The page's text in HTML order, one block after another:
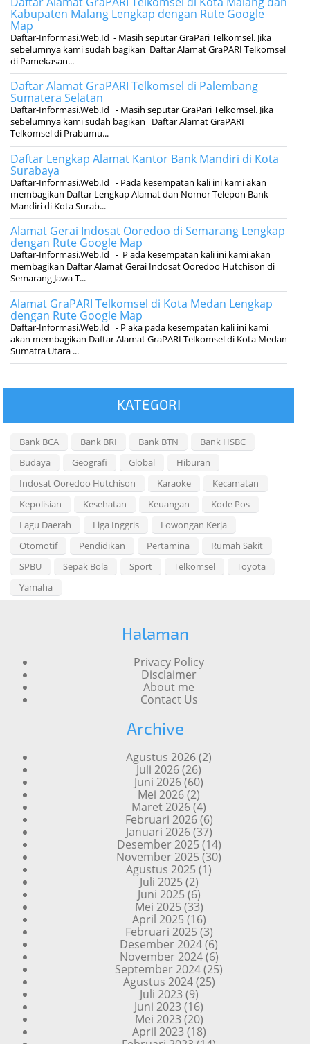
Kabupaten Malang Lengkap dengan Rute Google
Map
Daftar-Informasi.Web.Id - Masih seputar GraPari Telkomsel. Jika
sebelumnya kami sudah bagikan Daftar Alamat GraPARI Telkomsel
di Pamekasan...
Daftar Alamat GraPARI Telkomsel di Palembang
Sumatera Selatan
Daftar-Informasi.Web.Id - Masih seputar GraPari Telkomsel. Jika
sebelumnya kami sudah bagikan Daftar Alamat GraPARI
Telkomsel di Prabumu...
Daftar Lengkap Alamat Kantor Bank Mandiri di Kota
Surabaya
Daftar-Informasi.Web.Id - Pada kesempatan kali ini kami akan
membagikan Daftar Lengkap Alamat dan Nomor Telepon Bank
Mandiri di Kota Surab...
Alamat Gerai Indosat Ooredoo di Semarang Lengkap
dengan Rute Google Map
Daftar-Informasi.Web.Id - P ada kesempatan kali ini kami akan
membagikan Daftar Alamat Gerai Indosat Ooredoo Hutchison di
Semarang Jawa T...
Alamat GraPARI Telkomsel di Kota Medan Lengkap
dengan Rute Google Map
Daftar-Informasi.Web.Id - P aka pada kesempatan kali ini kami
akan membagikan Daftar Alamat GraPARI Telkomsel di Kota Medan
Sumatra Utara ...
KATEGORI
Bank BCA Bank BRI Bank BTN
Bank HSBC
Budaya
Geografi Global
Hiburan
Indosat Ooredoo Hutchison
Karaoke
Kecamatan
Kepolisian
Kesehatan Keuangan
Kode Pos
Lagu Daerah
Liga Inggris
Lowongan Kerja
Otomotif
Pendidikan Pertamina
Rumah Sakit
SPBU
Sepak Bola Sport Telkomsel
Toyota
Yamaha
Halaman
Privacy Policy
Disclaimer
About me
Contact Us
Archive
Agustus 2026(2)
Juli 2026(26)
Juni 2026(60)
Mei 2026(2)
Maret 2026(4)
Februari 2026(6)
Januari 2026(37)
Desember 2025(14)
November 2025(30)
Agustus 2025(1)
Juli 2025(2)
Juni 2025(6)
Mei 2025(33)
April 2025(16)
Februari 2025(3)
Desember 2024(6)
November 2024(6)
September 2024(25)
Agustus 2024(25)
Juli 2023 (9)
Juni 2023 (16)
Mei 2023 (20)
April 2023 (18)